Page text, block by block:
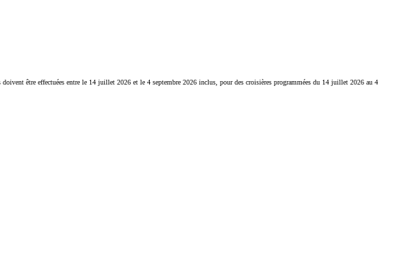
être effectuées entre le 14 juillet 2026 et le 4 septembre 2026 inclus, pour des croisières programmées du 14 juillet 2026 au 4